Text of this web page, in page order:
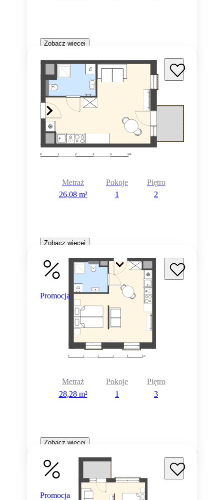
Zobacz więcej
Metraż
26,08 m²
Pokoje
1
Piętro
2
Zobacz więcej
Promocja
Metraż
28,28 m²
Pokoje
1
Piętro
3
Zobacz więcej
Promocja